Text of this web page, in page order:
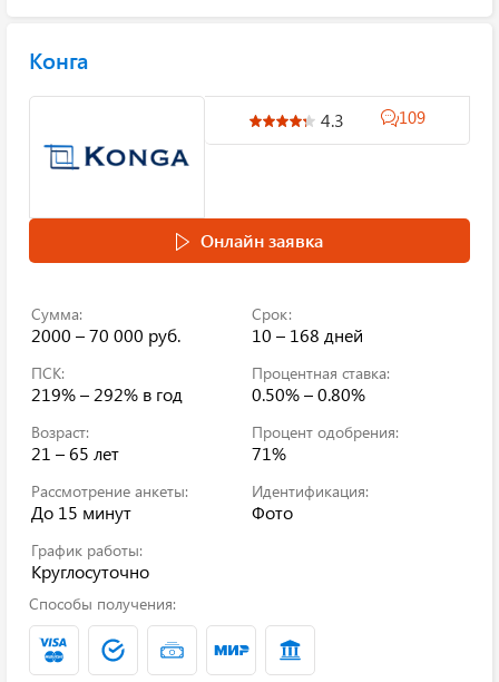
Конга
4.3 109
Онлайн заявка
Сумма:
2000 – 70 000 руб.
Срок:
10 – 168 дней
ПСК:
219% – 292% в год
Процентная ставка:
0.50% – 0.80%
Возраст:
21 – 65 лет
Процент одобрения:
71%
Рассмотрение анкеты:
До 15 минут
Идентификация:
Фото
График работы:
Круглосуточно
Способы получения: